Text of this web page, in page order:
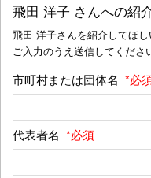
飛田 洋子 さんへの紹
飛田 洋子さんを紹介してほ
ご入力のうえ送信してくださ
市町村または団体名 *必
代表者名 *必須